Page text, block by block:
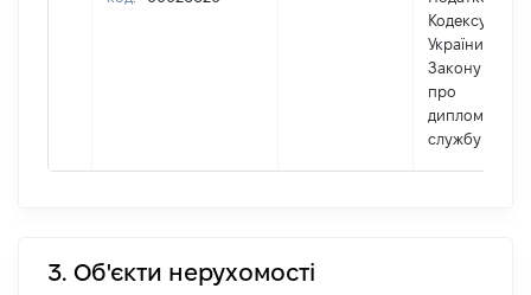
Кодексу
України та
Закону
про
службу
3. Об'єкти нерухомості